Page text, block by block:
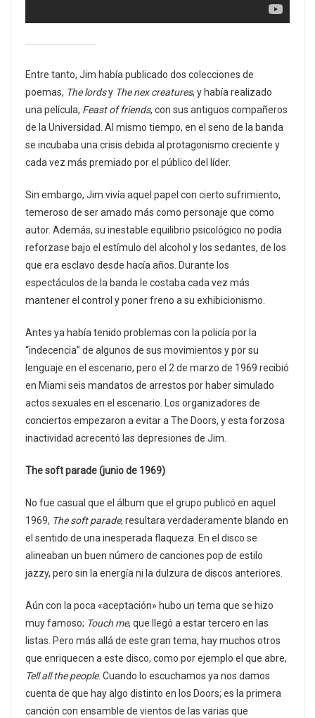
Entre tanto, Jim había publicado dos colecciones de
poemas, The lordsy The nex creatures, y había realizado
una película, Feast of friends, con sus antiguos compañeros
de la Universidad. Al mismo tiempo, en el seno de la banda
se incubaba una crisis debida al protagonismo creciente y
cada vez más premiado por el público del líder.
Sin embargo, Jim vivía aquel papel con cierto sufrimiento,
temeroso de ser amado más como personaje que como
autor. Además, su inestable equilibrio psicológico no podía
reforzase bajo el estímulo del alcohol y los sedantes, de los
que era esclavo desde hacía años. Durante los
espectáculos de la banda le costaba cada vez más
mantener el control y poner freno a su exhibicionismo.
Antes ya había tenido problemas con la policía por la
“indecencia” de algunos de sus movimientos y por su
lenguaje en el escenario, pero el 2 de marzo de 1969 recibió
en Miami seis mandatos de arrestos por haber simulado
actos sexuales en el escenario. Los organizadores de
conciertos empezaron a evitar a The Doors, y esta forzosa
inactividad acrecentó las depresiones de Jim.
The soft parade (junio de 1969)
No fue casual que el álbum que el grupo publicó en aquel
1969, The soft parade, resultara verdaderamente blando en
el sentido de una inesperada flaqueza. En el disco se
alineaban un buen número de canciones pop de estilo
jazzy, pero sin la energía ni la dulzura de discos anteriores.
Aún con la poca «aceptación» hubo un tema que se hizo
muy famoso; Touch me, que llegó a estar tercero en las
listas. Pero más allá de este gran tema, hay muchos otros
que enriquecen a este disco, como por ejemplo el que abre,
Tell all the people. Cuando lo escuchamos ya nos damos
cuenta de que hay algo distinto en los Doors; es la primera
canción con ensamble de vientos de las varias que